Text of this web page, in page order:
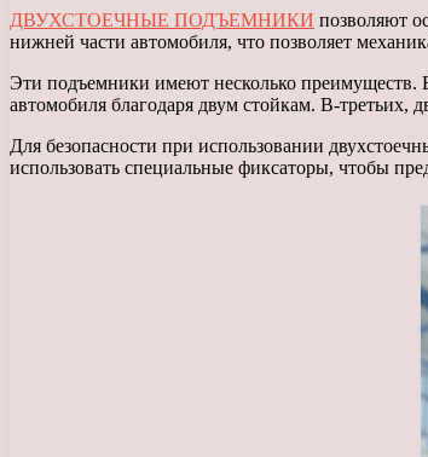
ДВУХСТОЕЧНЫЕ ПОДЪЕМНИКИ позволяют
нижней части автомобиля, что позволяет
Эти подъемники имеют несколько
автомобиля благодаря двум стойкам. В-третьих,
Для безопасности при использовании
использовать специальные фиксаторы, чтобы